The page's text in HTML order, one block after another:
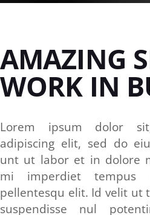
AMAZING
WORK IN
Lorem ipsum dolor
adipiscing elit, sed do
unt ut labor et in dolore
mi imperdiet tempus
pellentesqu elit. Id velit ut
suspendisse nul